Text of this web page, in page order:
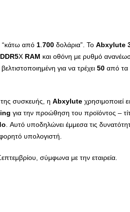
“κάτω από 1 700 δολάρια”. Το Abxylute
5X RAM και οθόνη με ρυθμό
για να τρέχει 50 από τα
της συσκευής, η Abxylute χρησιμοποιεί
για την προώθηση του προϊόντος –
. Αυτό υποδηλώνει έμμεσα τις
υπολογιστή.
σύμφωνα με την εταιρεία.